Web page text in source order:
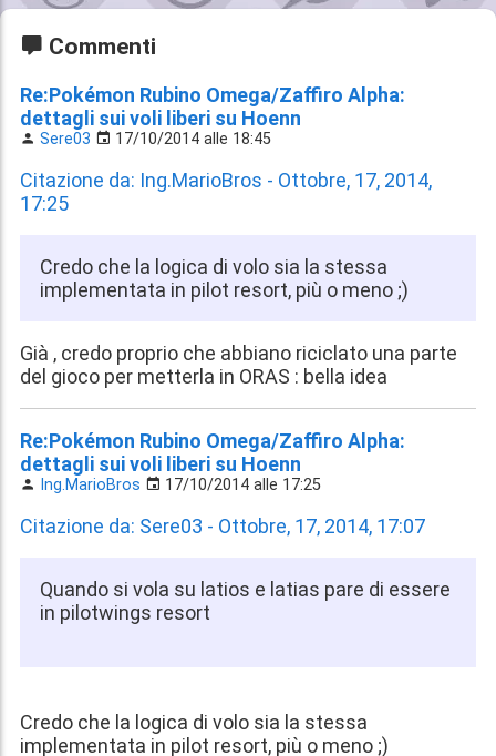
Commenti
Re:Pokémon Rubino Omega/Zaffiro Alpha:
dettagli sui voli liberi su Hoenn
Sere03 17/10/2014 alle 18:45
Citazione da: Ing.MarioBros - Ottobre, 17, 2014,
17:25
Credo che la logica di volo sia la stessa
implementata in pilot resort, più o meno ;)
Già , credo proprio che abbiano riciclato una parte
del gioco per metterla in ORAS : bella idea
Re:Pokémon Rubino Omega/Zaffiro Alpha:
dettagli sui voli liberi su Hoenn
Ing.MarioBros 17/10/2014 alle 17:25
Citazione da: Sere03 - Ottobre, 17, 2014, 17:07
Quando si vola su latios e latias pare di essere
in pilotwings resort
Credo che la logica di volo sia la stessa
implementata in pilot resort, più o meno ;)